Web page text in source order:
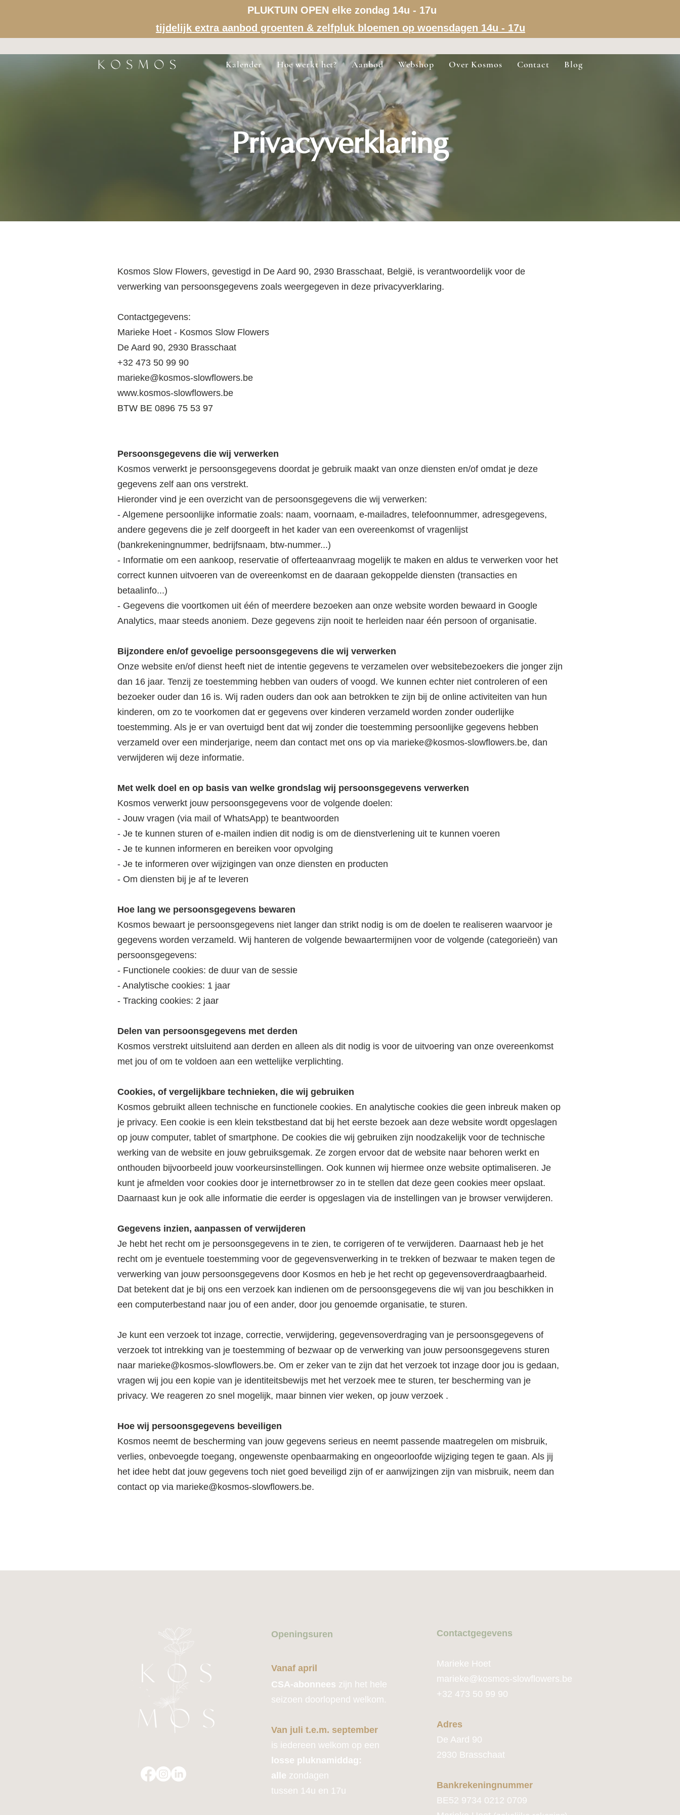
PLUKTUIN OPEN elke zondag 14u - 17u
tijdelijk extra aanbod groenten & zelfpluk bloemen op woensdagen 14u - 17u
Kalender Hoe werkt het? Aanbod Webshop Over Kosmos Contact Blog
Privacyverklaring
Kosmos Slow Flowers, gevestigd in De Aard 90, 2930 Brasschaat, België, is verantwoordelijk voor de
verwerking van persoonsgegevens zoals weergegeven in deze privacyverklaring.
Contactgegevens:
Marieke Hoet - Kosmos Slow Flowers
De Aard 90, 2930 Brasschaat
+32 473 50 99 90
marieke@kosmos-slowflowers.be
www.kosmos-slowflowers.be
BTW BE 0896 75 53 97
Persoonsgegevens die wij verwerken
Kosmos verwerkt je persoonsgegevens doordat je gebruik maakt van onze diensten en/of omdat je deze
gegevens zelf aan ons verstrekt.
Hieronder vind je een overzicht van de persoonsgegevens die wij verwerken:
- Algemene persoonlijke informatie zoals: naam, voornaam, e-mailadres, telefoonnummer, adresgegevens,
andere gegevens die je zelf doorgeeft in het kader van een overeenkomst of vragenlijst
(bankrekeningnummer, bedrijfsnaam, btw-nummer...)
- Informatie om een aankoop, reservatie of offerteaanvraag mogelijk te maken en aldus te verwerken voor het
correct kunnen uitvoeren van de overeenkomst en de daaraan gekoppelde diensten (transacties en
betaalinfo...)
- Gegevens die voortkomen uit één of meerdere bezoeken aan onze website worden bewaard in Google
Analytics, maar steeds anoniem. Deze gegevens zijn nooit te herleiden naar één persoon of organisatie.
Bijzondere en/of gevoelige persoonsgegevens die wij verwerken
Onze website en/of dienst heeft niet de intentie gegevens te verzamelen over websitebezoekers die jonger zijn
dan 16 jaar. Tenzij ze toestemming hebben van ouders of voogd. We kunnen echter niet controleren of een
bezoeker ouder dan 16 is. Wij raden ouders dan ook aan betrokken te zijn bij de online activiteiten van hun
kinderen, om zo te voorkomen dat er gegevens over kinderen verzameld worden zonder ouderlijke
toestemming. Als je er van overtuigd bent dat wij zonder die toestemming persoonlijke gegevens hebben
verzameld over een minderjarige, neem dan contact met ons op via marieke@kosmos-slowflowers.be, dan
verwijderen wij deze informatie.
Met welk doel en op basis van welke grondslag wij persoonsgegevens verwerken
Kosmos verwerkt jouw persoonsgegevens voor de volgende doelen:
- Jouw vragen (via mail of WhatsApp) te beantwoorden
- Je te kunnen sturen of e-mailen indien dit nodig is om de dienstverlening uit te kunnen voeren
- Je te kunnen informeren en bereiken voor opvolging
- Je te informeren over wijzigingen van onze diensten en producten
- Om diensten bij je af te leveren
Hoe lang we persoonsgegevens bewaren
Kosmos bewaart je persoonsgegevens niet langer dan strikt nodig is om de doelen te realiseren waarvoor je
gegevens worden verzameld. Wij hanteren de volgende bewaartermijnen voor de volgende (categorieën) van
persoonsgegevens:
- Functionele cookies: de duur van de sessie
- Analytische cookies: 1 jaar
- Tracking cookies: 2 jaar
Delen van persoonsgegevens met derden
Kosmos verstrekt uitsluitend aan derden en alleen als dit nodig is voor de uitvoering van onze overeenkomst
met jou of om te voldoen aan een wettelijke verplichting.
Cookies, of vergelijkbare technieken, die wij gebruiken
Kosmos gebruikt alleen technische en functionele cookies. En analytische cookies die geen inbreuk maken op
je privacy. Een cookie is een klein tekstbestand dat bij het eerste bezoek aan deze website wordt opgeslagen
op jouw computer, tablet of smartphone. De cookies die wij gebruiken zijn noodzakelijk voor de technische
werking van de website en jouw gebruiksgemak. Ze zorgen ervoor dat de website naar behoren werkt en
onthouden bijvoorbeeld jouw voorkeursinstellingen. Ook kunnen wij hiermee onze website optimaliseren. Je
kunt je afmelden voor cookies door je internetbrowser zo in te stellen dat deze geen cookies meer opslaat.
Daarnaast kun je ook alle informatie die eerder is opgeslagen via de instellingen van je browser verwijderen.
Gegevens inzien, aanpassen of verwijderen
Je hebt het recht om je persoonsgegevens in te zien, te corrigeren of te verwijderen. Daarnaast heb je het
recht om je eventuele toestemming voor de gegevensverwerking in te trekken of bezwaar te maken tegen de
verwerking van jouw persoonsgegevens door Kosmos en heb je het recht op gegevensoverdraagbaarheid.
Dat betekent dat je bij ons een verzoek kan indienen om de persoonsgegevens die wij van jou beschikken in
een computerbestand naar jou of een ander, door jou genoemde organisatie, te sturen.
Je kunt een verzoek tot inzage, correctie, verwijdering, gegevensoverdraging van je persoonsgegevens of
verzoek tot intrekking van je toestemming of bezwaar op de verwerking van jouw persoonsgegevens sturen
naar marieke@kosmos-slowflowers.be. Om er zeker van te zijn dat het verzoek tot inzage door jou is gedaan,
vragen wij jou een kopie van je identiteitsbewijs met het verzoek mee te sturen, ter bescherming van je
privacy. We reageren zo snel mogelijk, maar binnen vier weken, op jouw verzoek .
Hoe wij persoonsgegevens beveiligen
Kosmos neemt de bescherming van jouw gegevens serieus en neemt passende maatregelen om misbruik,
verlies, onbevoegde toegang, ongewenste openbaarmaking en ongeoorloofde wijziging tegen te gaan. Als jij
het idee hebt dat jouw gegevens toch niet goed beveiligd zijn of er aanwijzingen zijn van misbruik, neem dan
contact op via marieke@kosmos-slowflowers.be.
Openingsuren
Vanaf april
CSA-abonnees zijn het hele
seizoen doorlopend welkom.
Van juli t.e.m. september
is iedereen welkom op een
losse pluknamiddag:
alle zondagen
tussen 14u en 17u
Contactgegevens
Marieke Hoet
marie ke@kosmos-slowflowers.be
+32 473 50 99 90
Adres
De Aard 90
2930 Brasschaat
Bankrekeningnummer
BE52 9734 0212 0709